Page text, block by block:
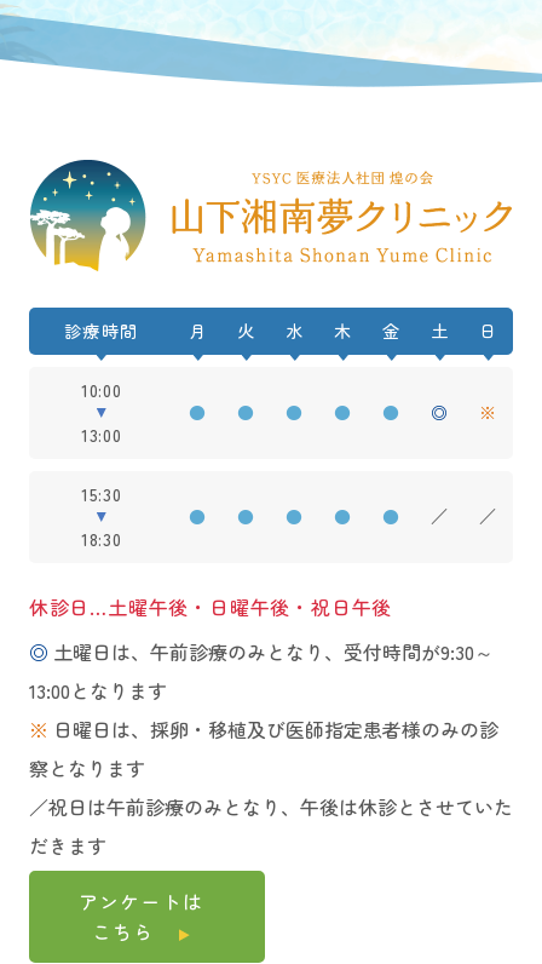
診療時間 月 火 水 木 金 土 日
10:00
13:00
● ● ● ● ● ◎ ※
15:30
18:30
● ● ● ● ● ／ ／
休診日…土曜午後・日曜午後・祝日午後
◎ 土曜日は、午前診療のみとなり、受付時間が9:30～
13:00となります
※ 日曜日は、採卵・移植及び医師指定患者様のみの診
察となります
／祝日は午前診療のみとなり、午後は休診とさせていた
だきます
アンケートは
こちら